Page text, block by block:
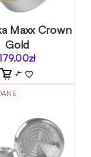
Maxx Crown
Gold
zł